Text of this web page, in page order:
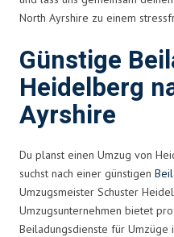
North Ayrshire zu einem
Günstige
Heidelberg
Ayrshire
Du planst einen Umzug von
suchst nach einer günstigen
Umzugsmeister Schuster
Umzugsunternehmen bietet
Beiladungsdienste für